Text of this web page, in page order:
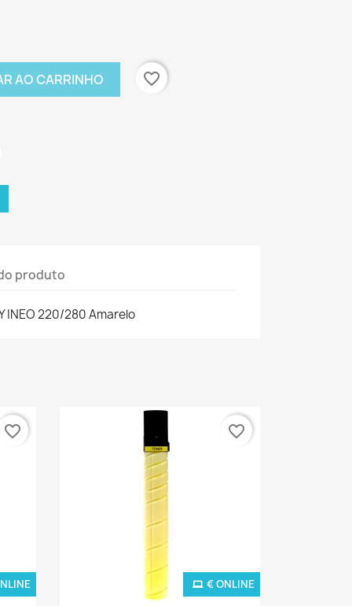
AO CARRINHO favorite_border
produto
INEO 220/280 Amarelo
favorite_border
€ ONLINE
favorite_border